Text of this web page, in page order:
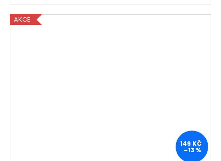
AKCE
149 KČ
–13 %